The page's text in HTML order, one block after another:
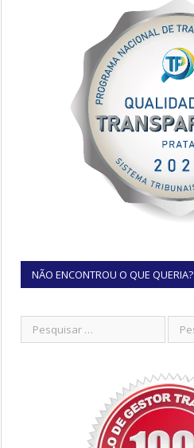
NÃO ENCONTROU O QUE QUERIA?